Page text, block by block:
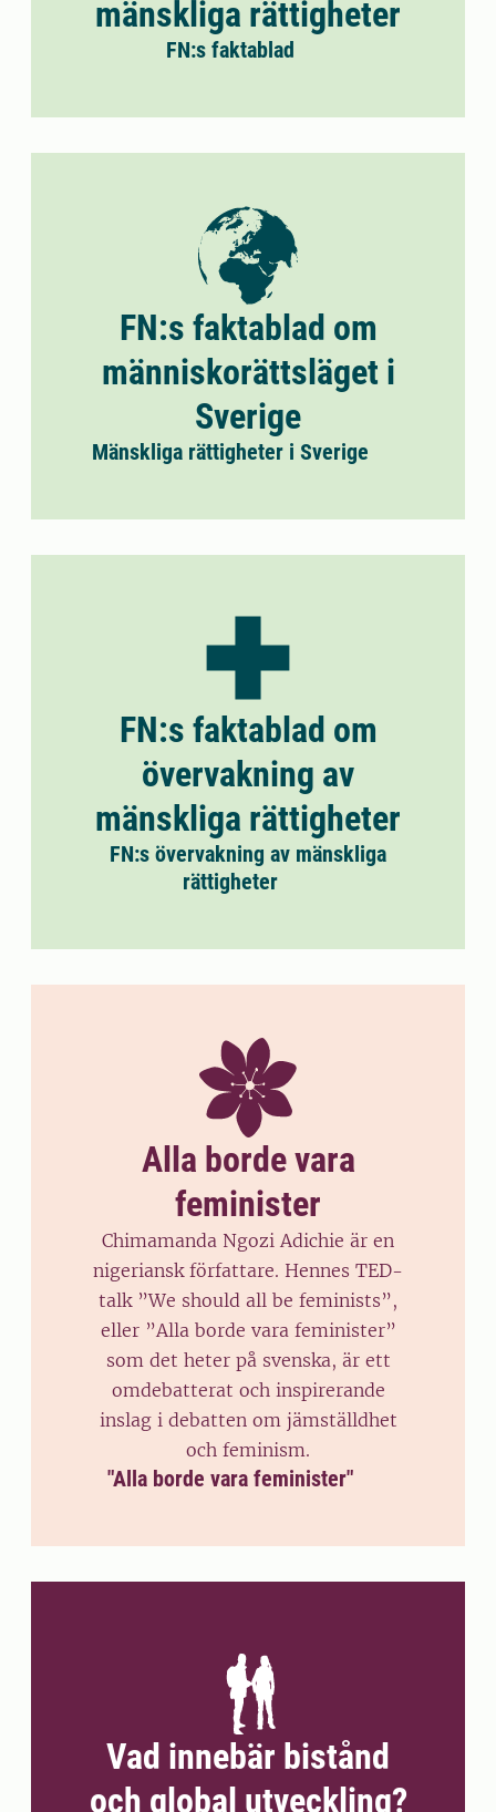
mänskliga rättigheter
FN:s faktablad
FN:s faktablad om
människorättsläget i
Sverige
Mänskliga rättigheter i Sverige
FN:s faktablad om
övervakning av
mänskliga rättigheter
FN:s övervakning av mänskliga
rättigheter
Alla borde vara
feminister
Chimamanda Ngozi Adichie är en
nigeriansk författare. Hennes TED-
talk ”We should all be feminists”,
eller ”Alla borde vara feminister”
som det heter på svenska, är ett
omdebatterat och inspirerande
inslag i debatten om jämställdhet
och feminism.
"Alla borde vara feminister"
Vad innebär bistånd
och global utveckling?